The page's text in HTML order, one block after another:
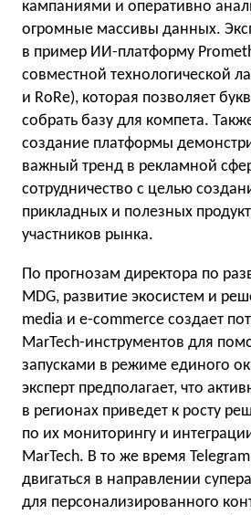
кампаниями и оперативно
огромные массивы данных.
в пример ИИ-платформу
совместной технологической
и RoRe), которая позволяет
собрать базу для компета.
создание платформы
важный тренд в рекламной
сотрудничество с целью
прикладных и полезных
участников рынка.
По прогнозам директора по
MDG, развитие экосистем и
media и e-commerce создает
MarTech-инструментов для
запусками в режиме единого
эксперт предполагает, что
в регионах приведет к росту
по их мониторингу и
MarTech. В то же время
двигаться в направлении
для персонализированного